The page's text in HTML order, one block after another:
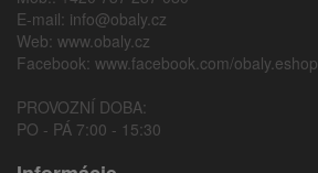
E-mail: info@obaly.cz
Web: www.obaly.cz
Facebook: www.facebook.com/obaly.eshop
PROVOZNÍ DOBA:
PO - PÁ 7:00 - 15:30